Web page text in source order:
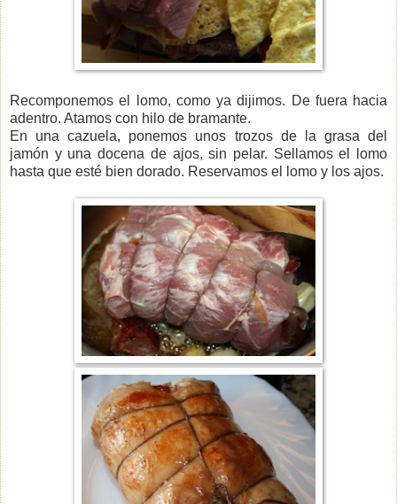
Recomponemos el lomo, como ya dijimos. De fuera hacia
adentro. Atamos con hilo de bramante.
En una cazuela, ponemos unos trozos de la grasa del
jamón y una docena de ajos, sin pelar. Sellamos el lomo
hasta que esté bien dorado. Reservamos el lomo y los ajos.